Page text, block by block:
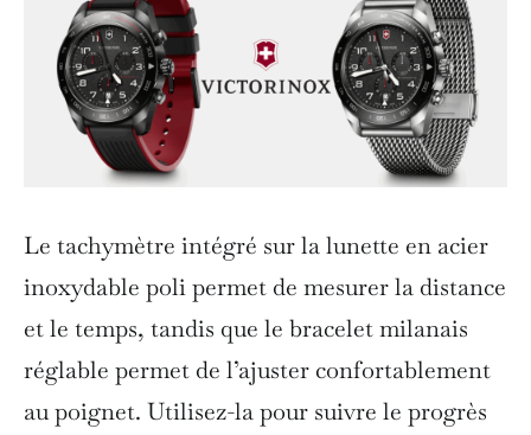
Le tachymètre intégré sur la lunette en acier
inoxydable poli permet de mesurer la distance
et le temps, tandis que le bracelet milanais
réglable permet de l’ajuster confortablement
au poignet. Utilisez-la pour suivre le progrès